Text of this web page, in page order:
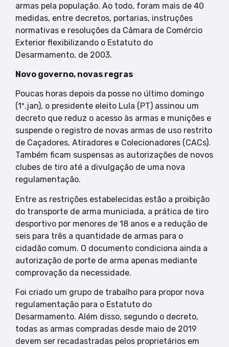
armas pela população. Ao todo, foram mais de 40
medidas, entre decretos, portarias, instruções
normativas e resoluções da Câmara de Comércio
Exterior flexibilizando o Estatuto do
Desarmamento, de 2003.
Novo governo, novas regras
Poucas horas depois da posse no último domingo
(1º.jan), o presidente eleito Lula (PT) assinou um
decreto que reduz o acesso às armas e munições e
suspende o registro de novas armas de uso restrito
de Caçadores, Atiradores e Colecionadores (CACs).
Também ficam suspensas as autorizações de novos
clubes de tiro até a divulgação de uma nova
regulamentação.
Entre as restrições estabelecidas estão a proibição
do transporte de arma municiada, a prática de tiro
desportivo por menores de 18 anos e a redução de
seis para três a quantidade de armas para o
cidadão comum. O documento condiciona ainda a
autorização de porte de arma apenas mediante
comprovação da necessidade.
Foi criado um grupo de trabalho para propor nova
regulamentação para o Estatuto do
Desarmamento. Além disso, segundo o decreto,
todas as armas compradas desde maio de 2019
devem ser recadastradas pelos proprietários em